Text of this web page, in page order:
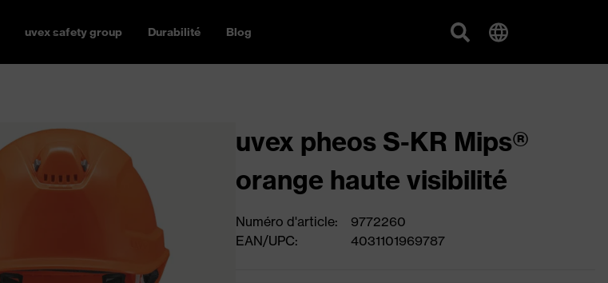
uvex safety group Durabilité Blog
uvex pheos S-KR Mips®
orange haute visibilité
Numéro d'article:
9772260
EAN/UPC:
4031101969787